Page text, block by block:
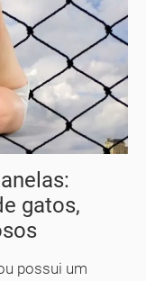
gatos,
possui um